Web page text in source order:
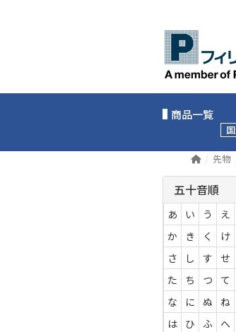
商品一覧
先物
五十音順
あ い う え
か
き く け
さ
し す せ
た
ち つ て
な
に ぬ ね
は
ひ ふ へ